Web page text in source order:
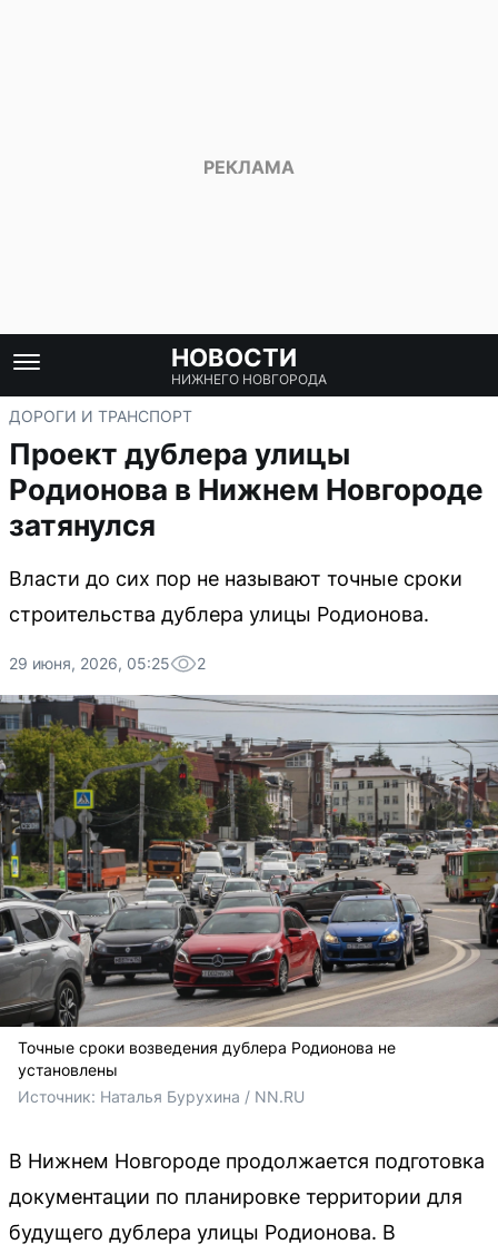
НОВОСТИ
НИЖНЕГО НОВГОРОДА
ДОРОГИ И ТРАНСПОРТ
Проект дублера улицы
Родионова в Нижнем Новгороде
затянулся
Власти до сих пор не называют точные сроки
строительства дублера улицы Родионова.
29 июня, 2026, 05:25 2
Точные сроки возведения дублера Родионова не
установлены
Источник: Наталья Бурухина / NN.RU
В Нижнем Новгороде продолжается подготовка
документации по планировке территории для
будущего дублера улицы Родионова. В